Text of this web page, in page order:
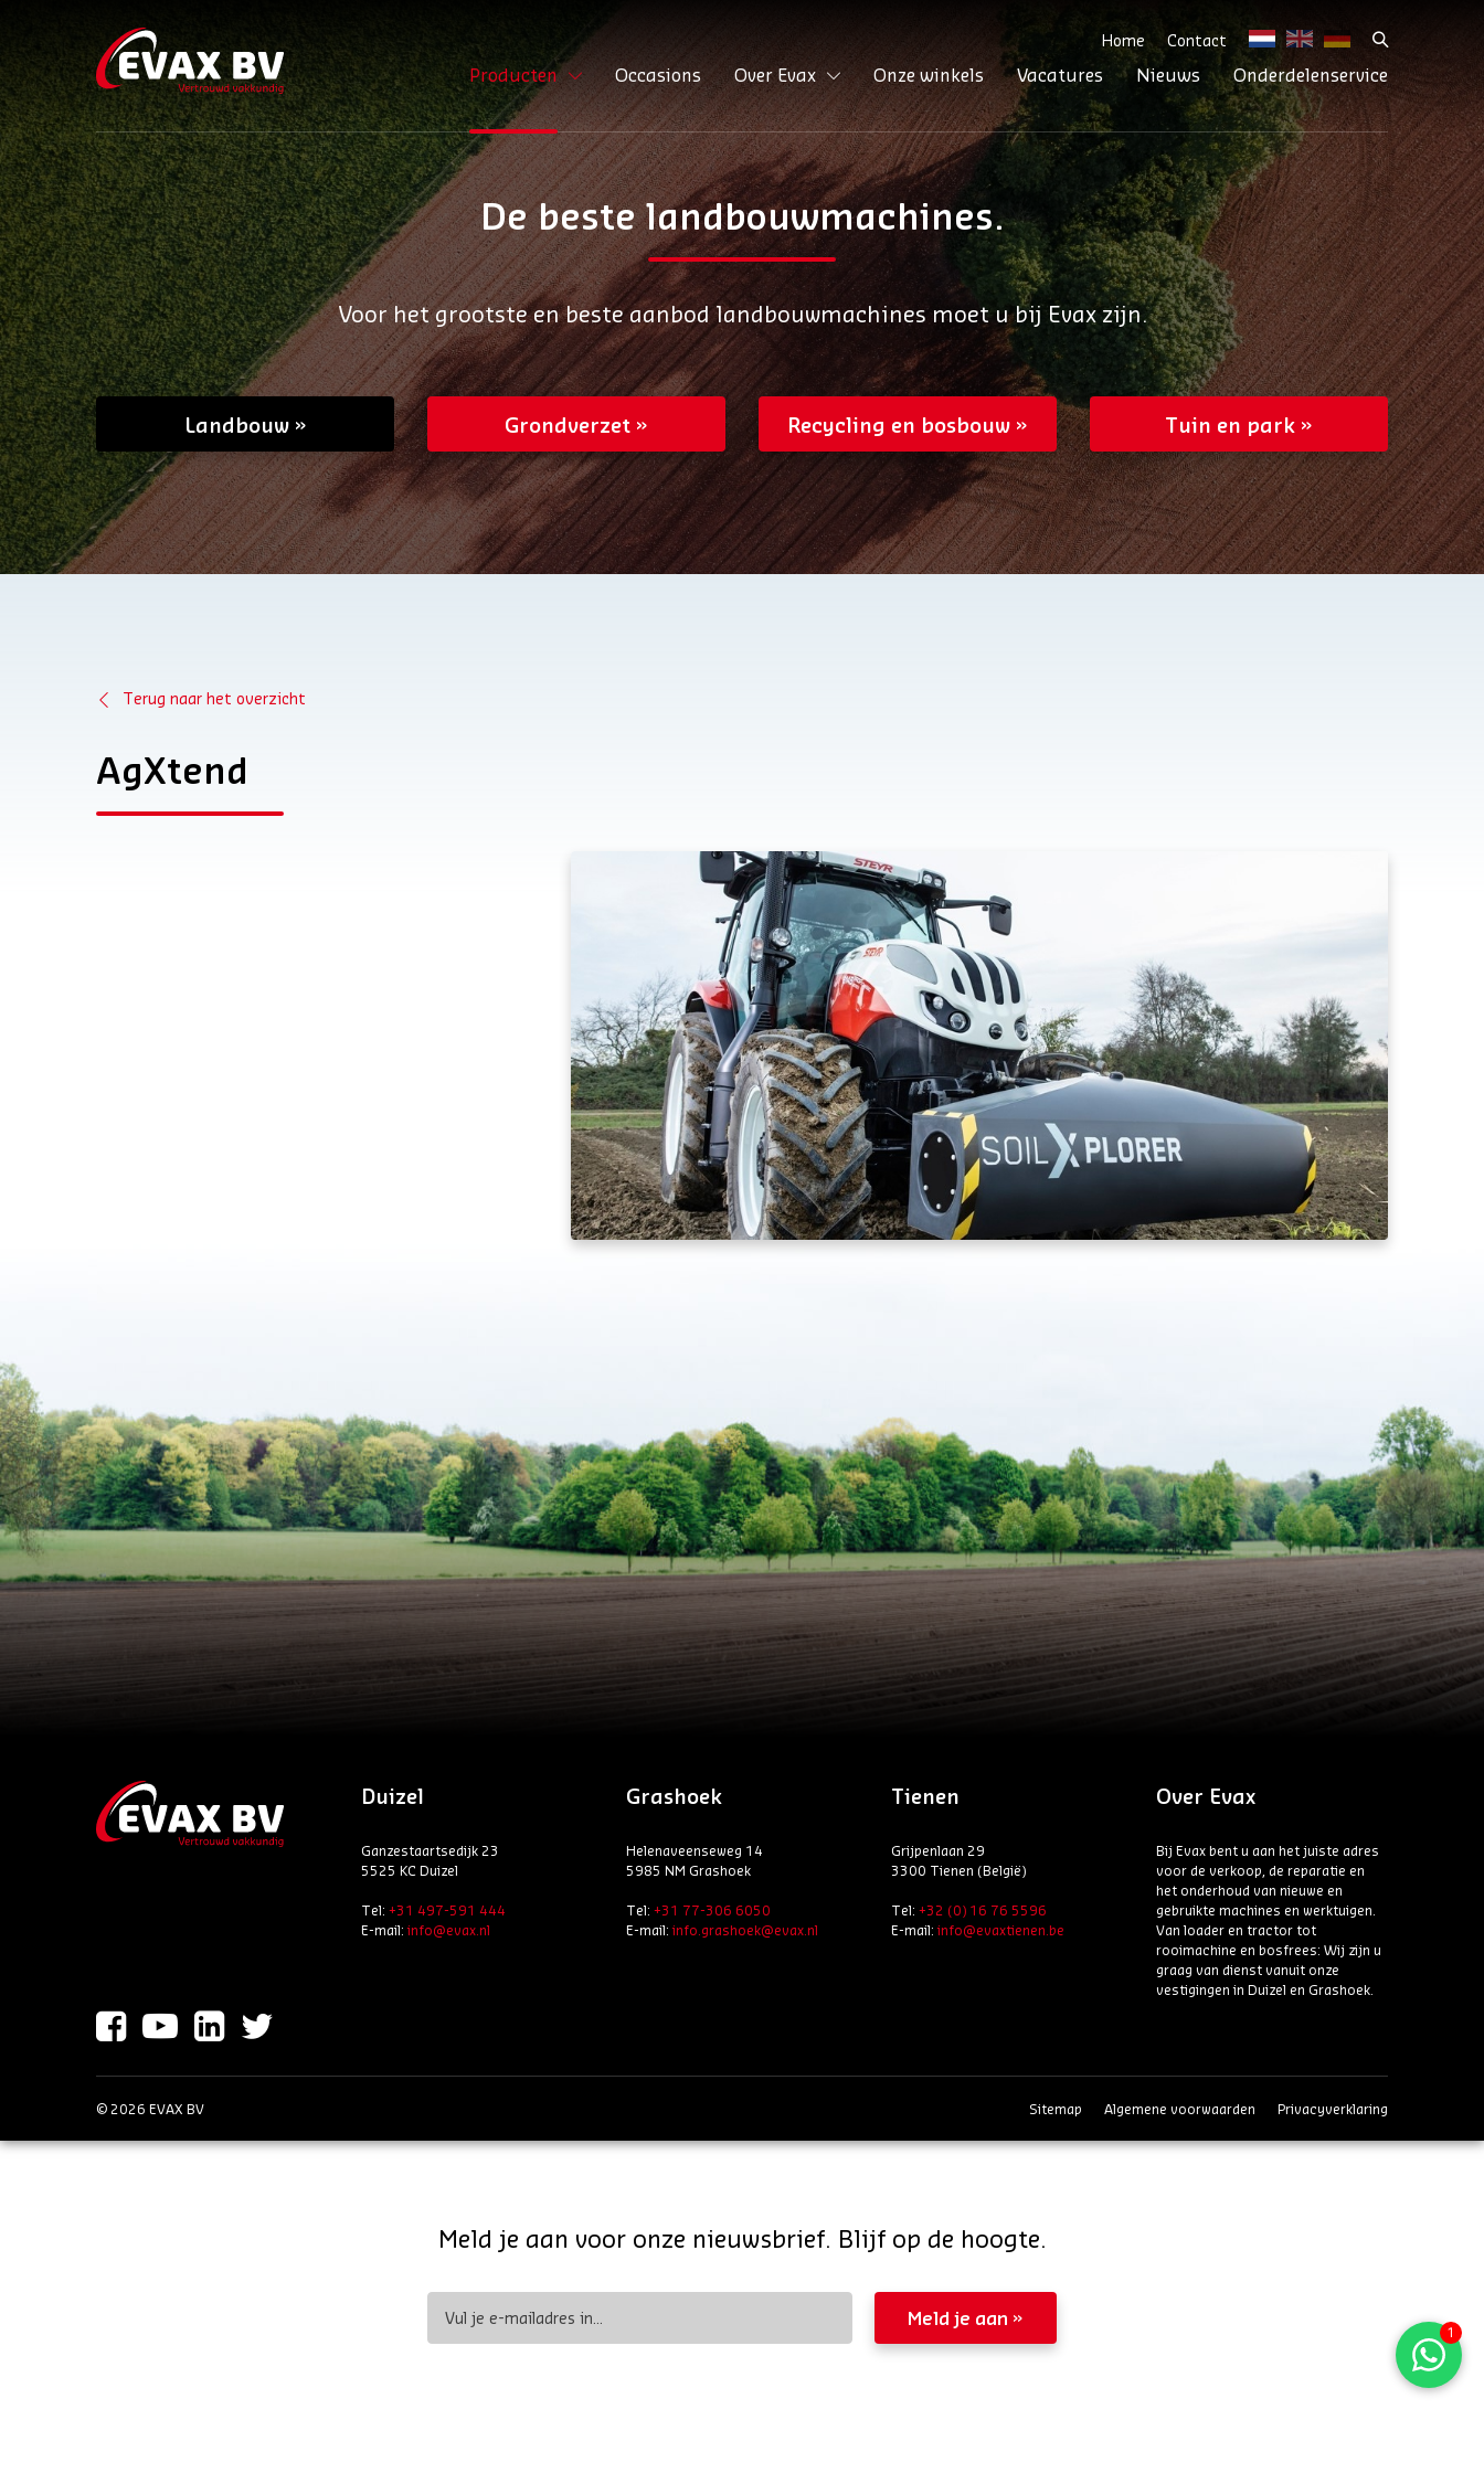
Home Contact
Producten Occasions Over Evax Onze winkels Vacatures Nieuws Onderdelenservice
De beste landbouwmachines.
Voor het grootste en beste aanbod landbouwmachines moet u bij Evax zijn.
Landbouw Grondverzet Recycling en bosbouw Tuin en park
Terug naar het overzicht
AgXtend
Duizel
Ganzestaartsedijk 23
5525 KC Duizel
Tel: +31 497-591 444
E-mail:info@evax.nl
Grashoek
Helenaveenseweg 14
5985 NM Grashoek
Tel: +31 77-306 6050
E-mail:info.grashoek@evax.nl
Tienen
Grijpenlaan 29
3300 Tienen (België)
Tel: +32 (0) 16 76 5596
E-mail:info@evaxtienen.be
Over Evax
Bij Evax bent u aan het juiste adres
voor de verkoop, de reparatie en
het onderhoud van nieuwe en
gebruikte machines en werktuigen.
Van loader en tractor tot
rooimachine en bosfrees: Wij zijn u
graag van dienst vanuit onze
vestigingen in Duizel en Grashoek.
© 2026 EVAX BV Sitemap Algemene voorwaarden Privacyverklaring
Meld je aan voor onze nieuwsbrief. Blijf op de hoogte.
Meld je aan